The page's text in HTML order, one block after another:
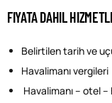
FIYATA DAHIL
Belirtilen tarih ve
Havalimanı vergileri
Havalimanı – otel